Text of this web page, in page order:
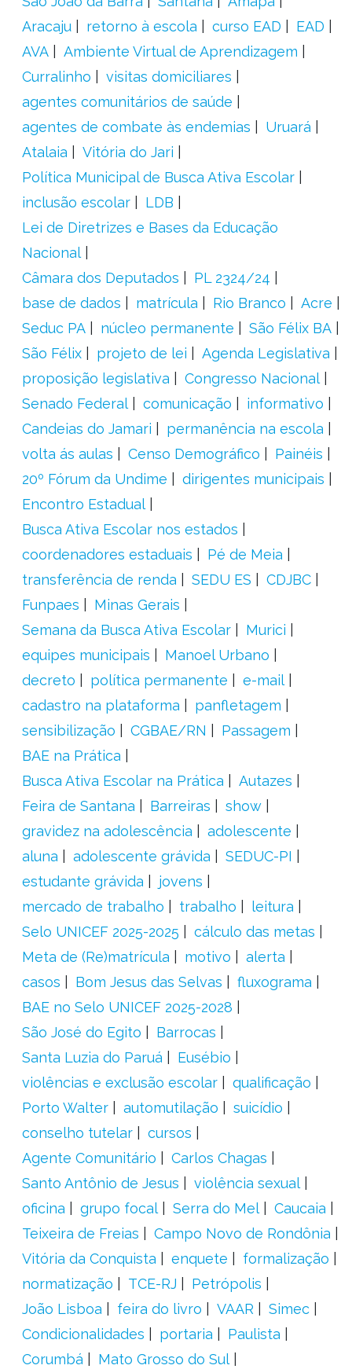
Aracaju
retorno à escola curso EAD
EAD
AVA
Ambiente Virtual de Aprendizagem
Curralinho
visitas domiciliares
agentes comunitários de saúde
agentes de combate às endemias
Uruará
Atalaia
Vitória do Jari
Política Municipal de Busca Ativa Escolar
inclusão escolar
LDB
Lei de Diretrizes e Bases da Educação
Nacional
Câmara dos Deputados
PL 2324/24
base de dados
matrícula Rio Branco
Acre
Seduc PA
núcleo permanente
São Félix BA
São Félix
projeto de lei
Agenda Legislativa
proposição legislativa
Congresso Nacional
Senado Federal
comunicação
informativo
Candeias do Jamari
permanência na escola
volta ás aulas
Censo Demográfico
Painéis
20º Fórum da Undime
dirigentes municipais
Encontro Estadual
Busca Ativa Escolar nos estados
coordenadores estaduais
Pé de Meia
transferência de renda
SEDU ES
CDJBC
Funpaes
Minas Gerais
Semana da Busca Ativa Escolar
Murici
equipes municipais
Manoel Urbano
decreto
política permanente
e-mail
cadastro na plataforma
panfletagem
sensibilização
CGBAE/RN
Passagem
BAE na Prática
Busca Ativa Escolar na Prática
Autazes
Feira de Santana
Barreiras
show
gravidez na adolescência
adolescente
aluna
adolescente grávida
SEDUC-PI
estudante grávida
jovens
mercado de trabalho
trabalho
leitura
Selo UNICEF 2025-2025
cálculo das metas
Meta de (Re)matrícula
motivo
alerta
casos
Bom Jesus das Selvas
fluxograma
BAE no Selo UNICEF 2025-2028
São José do Egito
Barrocas
Santa Luzia do Paruá
Eusébio
violências e exclusão escolar
qualificação
Porto Walter
automutilação
suicídio
conselho tutelar
cursos
Agente Comunitário
Carlos Chagas
Santo Antônio de Jesus
violência sexual
oficina
grupo focal Serra do Mel
Caucaia
Teixeira de Freias
Campo Novo de Rondônia
Vitória da Conquista
enquete
formalização
normatização
TCE-RJ
Petrópolis
João Lisboa
feira do livro VAAR
Simec
Condicionalidades
portaria
Paulista
Corumbá
Mato Grosso do Sul